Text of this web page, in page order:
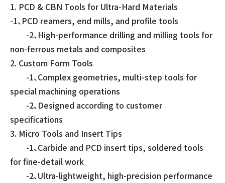
1. PCD & CBN Tools for Ultra-Hard Materials
-1、PCD reamers, end mills, and profile tools
-2、High-performance drilling and milling tools for
non-ferrous metals and composites
2. Custom Form Tools
-1、Complex geometries, multi-step tools for
special machining operations
-2、Designed according to customer
specifications
3. Micro Tools and Insert Tips
-1、Carbide and PCD insert tips, soldered tools
for fine-detail work
-2、Ultra-lightweight, high-precision performance